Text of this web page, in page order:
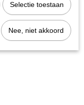
Selectie toestaan
Nee, niet akkoord